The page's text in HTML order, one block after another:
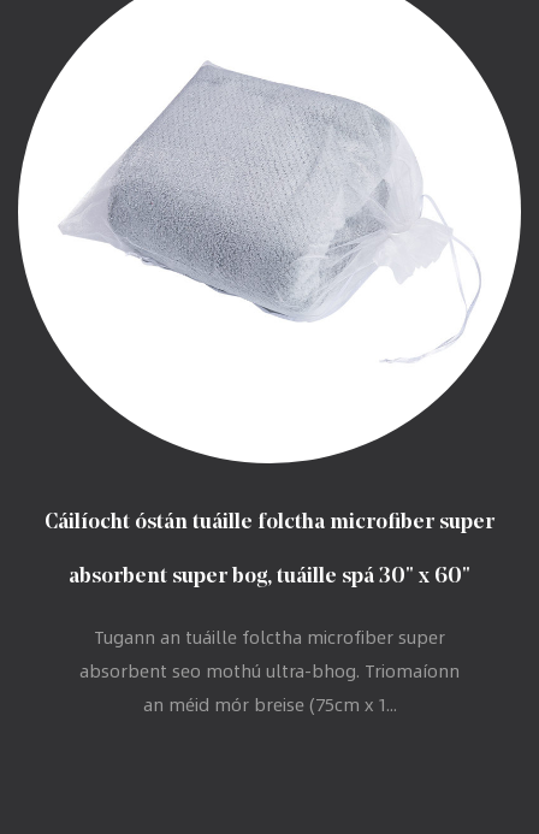
Cáilíocht óstán tuáille folctha microfiber super
absorbent super bog, tuáille spá 30" x 60"
Tugann an tuáille folctha microfiber super
absorbent seo mothú ultra-bhog. Triomaíonn
an méid mór breise (75cm x 1...